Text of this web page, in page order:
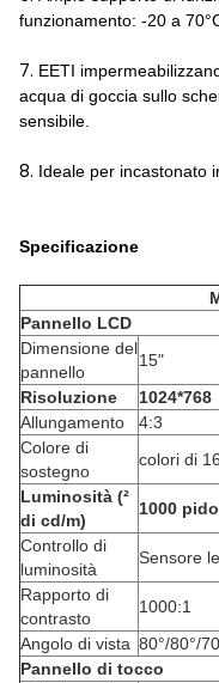
funzionamento: -20 a
7. EETI
acqua di goccia sullo
sensibile.
8. Ideale per incastonato
Specificazione
Pannello LCD
Dimensione del
pannello
15"
Risoluzione
1024*768
Allungamento
4:3
Colore di
sostegno
colori di
Luminosità (²
di cd/m)
1000
Controllo di
luminosità
Sensore
Rapporto di
contrasto
1000:1
Angolo di vista 80°/80°/
Pannello di tocco